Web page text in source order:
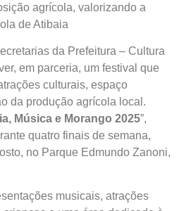
agrícola, valorizando a
de Atibaia
da Prefeitura – Cultura
em parceria, um festival que
culturais, espaço
da produção agrícola local.
Música e Morango 2025”,
quatro finais de semana,
no Parque Edmundo Zanoni,
musicais, atrações